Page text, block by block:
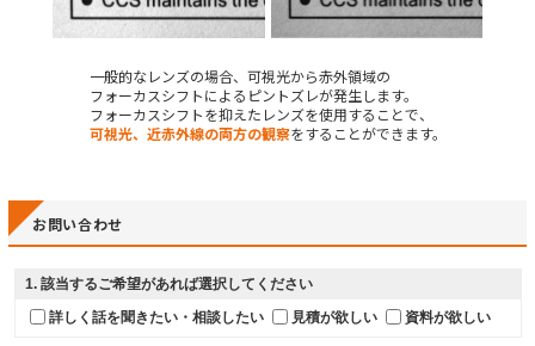
一般的なレンズの場合、可視光から赤外領域の
フォーカスシフトによるピントズレが発生します。
フォーカスシフトを抑えたレンズを使用することで、
可視光、近赤外線の両方の観察をすることができます。
お問い合わせ
1. 該当するご希望があれば選択してください
詳しく話を聞きたい・相談したい
見積が欲しい 資料が欲しい